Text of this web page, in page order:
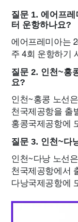
질문 1. 에어프
터 운항하나요?
에어프레미아는
주 4회 운항하기
질문 2. 인천~홍
요?
인천~홍콩 노선
천국제공항을 출
홍콩국제공항에
질문 3. 인천~다
인천~다낭 노선
천국제공항에서
다낭국제공항에